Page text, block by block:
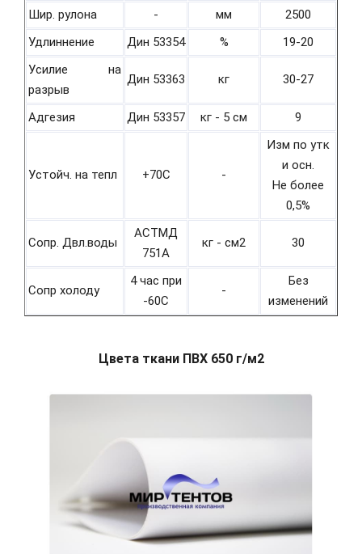
Шир. рулона
- мм
2500
Удлиннение
Дин 53354 %
19-20
Усилие на
разрыв
Дин 53363 кг 30-27
Адгезия Дин 53357 кг - 5 см 9
Устойч. на тепл +70С -
Изм по утк
и осн.
Не более
0,5%
Сопр. Двл.воды
АСТМД
751А
кг - см2 30
Сопр холоду
4 час при
-60С
-
Без
изменений
Цвета ткани ПВХ 650 г/м2